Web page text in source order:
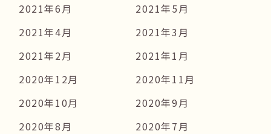
2021年6月
2021年5月
2021年4月
2021年3月
2021年2月
2021年1月
2020年12月
2020年11月
2020年10月
2020年9月
2020年8月
2020年7月